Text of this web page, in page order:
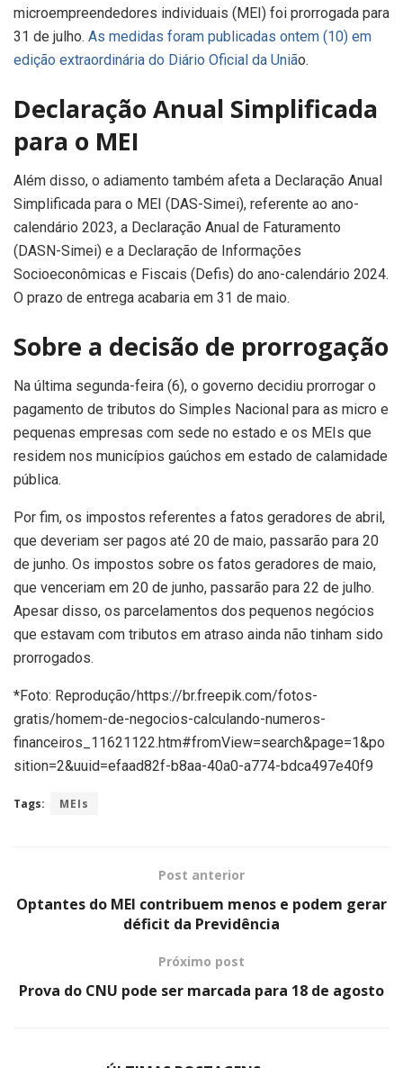
microempreendedores individuais (MEI) foi prorrogada para
31 de julho. As medidas foram publicadas ontem (10) em
edição extraordinária do Diário Oficial da União.
Declaração Anual Simplificada
para o MEI
Além disso, o adiamento também afeta a Declaração Anual
Simplificada para o MEI (DAS-Simei), referente ao ano-
calendário 2023, a Declaração Anual de Faturamento
(DASN-Simei) e a Declaração de Informações
Socioeconômicas e Fiscais (Defis) do ano-calendário 2024.
O prazo de entrega acabaria em 31 de maio.
Sobre a decisão de prorrogação
Na última segunda-feira (6), o governo decidiu prorrogar o
pagamento de tributos do Simples Nacional para as micro e
pequenas empresas com sede no estado e os MEIs que
residem nos municípios gaúchos em estado de calamidade
pública.
Por fim, os impostos referentes a fatos geradores de abril,
que deveriam ser pagos até 20 de maio, passarão para 20
de junho. Os impostos sobre os fatos geradores de maio,
que venceriam em 20 de junho, passarão para 22 de julho.
Apesar disso, os parcelamentos dos pequenos negócios
que estavam com tributos em atraso ainda não tinham sido
prorrogados.
*Foto: Reprodução/https://br.freepik.com/fotos-
gratis/homem-de-negocios-calculando-numeros-
financeiros_11621122.htm#fromView=search&page=1&po
sition=2&uuid=efaad82f-b8aa-40a0-a774-bdca497e40f9
Tags: MEIs
Post anterior
Optantes do MEI contribuem menos e podem gerar
déficit da Previdência
Próximo post
Prova do CNU pode ser marcada para 18 de agosto